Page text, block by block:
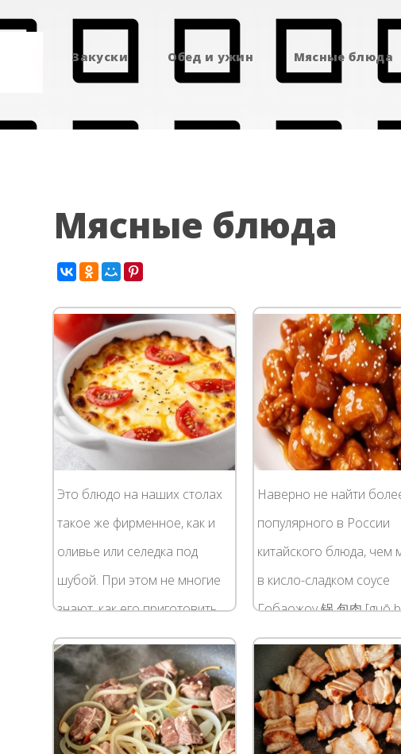
Закуски Обед и ужин Мясные блюда
Мясные блюда
Это блюдо на наших столах
такое же фирменное, как и
оливье или селедка под
шубой. При этом не многие
знают, как его приготовить.
Мы предлагаем
ознакомиться с нашим
рецептом мяса по-
французски с...
Наверно не найти
популярного в России
китайского блюда, чем
в кисло-сладком соусе
Гобаожоу 锅 包肉 [guō
ròu]. Самое главное в
конечно же, кисло-
соус. В приготовлении...